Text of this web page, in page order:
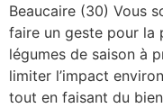
Beaucaire (30) Vous
faire un geste pour la
légumes de saison à
limiter l’impact
tout en faisant du